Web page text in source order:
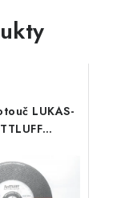
LUKAS-